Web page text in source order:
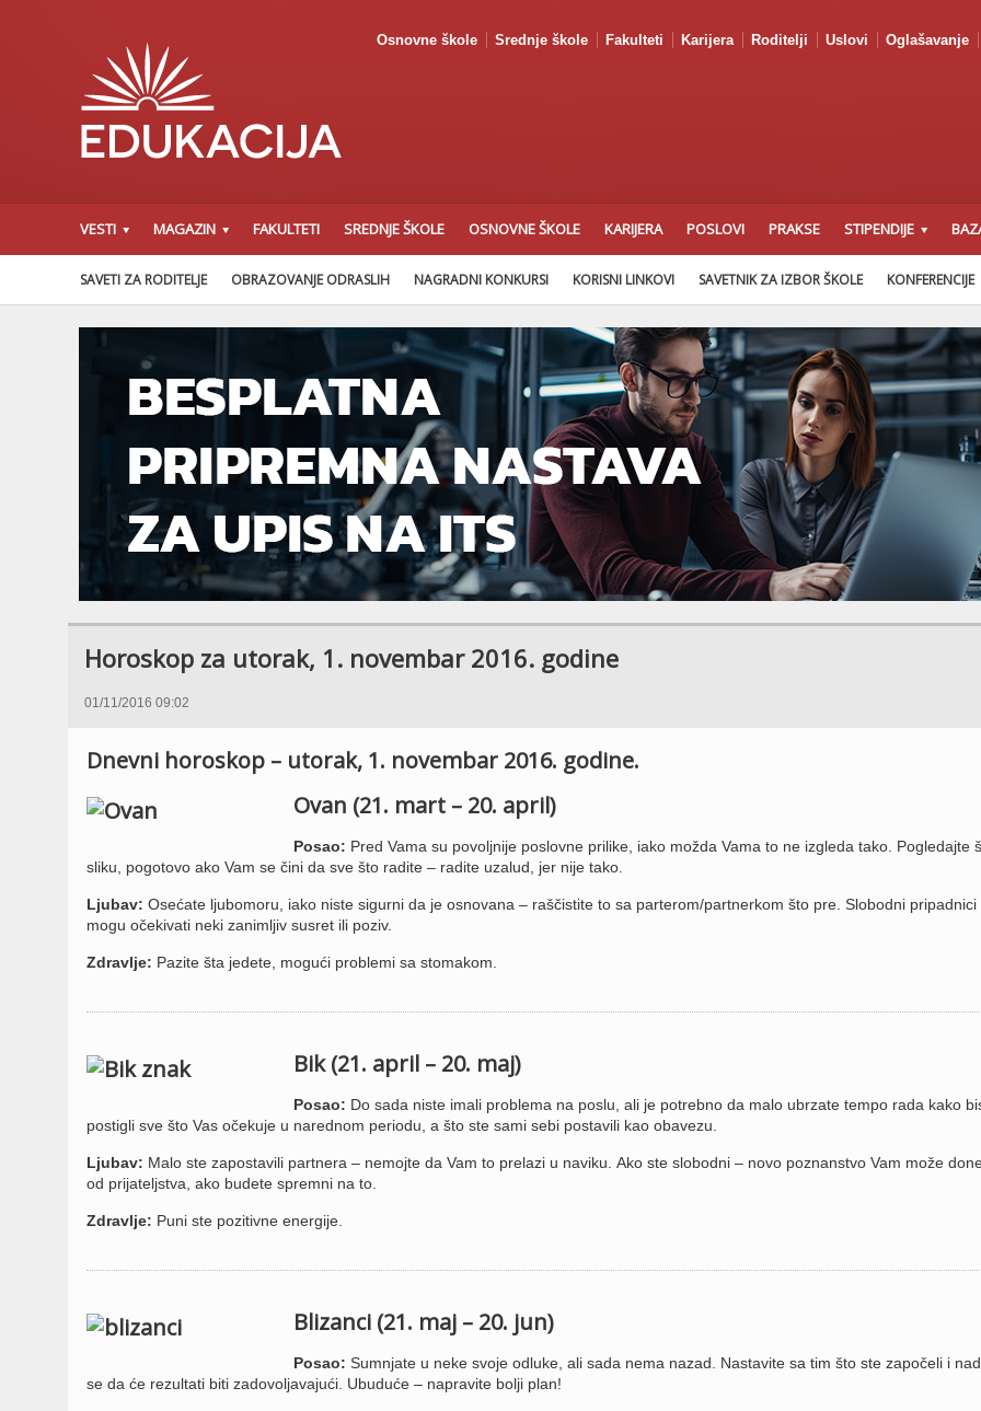
Osnovne škole Srednje škole Fakulteti Karijera Roditelji Uslovi Oglašavanje
VESTI MAGAZIN FAKULTETI SREDNJE ŠKOLE OSNOVNE ŠKOLE KARIJERA POSLOVI PRAKSE STIPENDIJE
SAVETI ZA RODITELJE OBRAZOVANJE ODRASLIH NAGRADNI KONKURSI KORISNI LINKOVI SAVETNIK ZA IZBOR ŠKOLE KONFERENCIJE
Horoskop za utorak, 1. novembar 2016. godine
01/11/2016 09:02
Dnevni horoskop – utorak, 1. novembar 2016. godine.
Ovan (21. mart – 20. april)
Posao: Pred Vama su povoljnije poslovne prilike, iako možda Vama to ne izgleda tako. Pogledajte
sliku, pogotovo ako Vam se čini da sve što radite – radite uzalud, jer nije tako.
Ljubav: Osećate ljubomoru, iako niste sigurni da je osnovana – raščistite to sa parterom/partnerkom što pre. Slobodni pripadnici
mogu očekivati neki zanimljiv susret ili poziv.
Zdravlje: Pazite šta jedete, mogući problemi sa stomakom.
Bik (21. april – 20. maj)
Posao: Do sada niste imali problema na poslu, ali je potrebno da malo ubrzate tempo rada kako
postigli sve što Vas očekuje u narednom periodu, a što ste sami sebi postavili kao obavezu.
Ljubav: Malo ste zapostavili partnera – nemojte da Vam to prelazi u naviku. Ako ste slobodni – novo poznanstvo Vam može
od prijateljstva, ako budete spremni na to.
Zdravlje: Puni ste pozitivne energije.
Blizanci (21. maj – 20. jun)
Posao: Sumnjate u neke svoje odluke, ali sada nema nazad. Nastavite sa tim što ste započeli i
se da će rezultati biti zadovoljavajući. Ubuduće – napravite bolji plan!